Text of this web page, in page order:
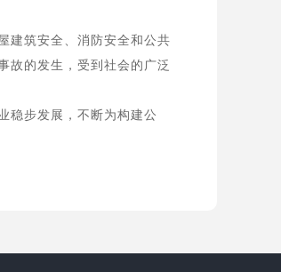
筑安全、消防安全和公共
故的发生，受到社会的广泛
步发展，不断为构建公